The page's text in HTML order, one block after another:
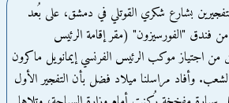
بشارع شكري القوتلي في دمشق، على بُعد
فقط من فندق "الفورسيزون" (مقر إقامة الرئيس
وعقب 3 دقائق من اجتياز موكب الرئيس الفرنسي إيمانويل ماكرون
وأفاد مراسلنا ميلاد فضل بأن التفجير الأول